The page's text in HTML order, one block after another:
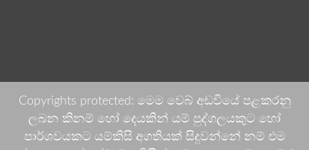
Copyrights protected: මෙම වෙබ් අඩවියේ පළකරනු
ලබන කිනම් හෝ දෙයකින් යම් පුද්ගලයකුට හෝ
පාර්ශවයකට යම්කිසි අගතියක් සිදුවන්නේ නම් එම